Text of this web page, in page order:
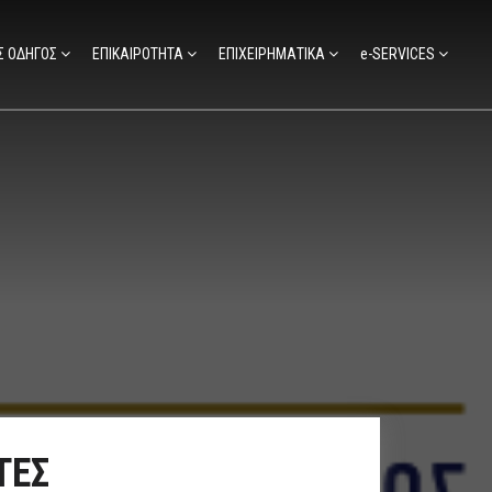
ΟΔΗΓΟΣ ΕΠΙΚΑΙΡΟΤΗΤΑ ΕΠΙΧΕΙΡΗΜΑΤΙΚΑ e-SERVICES